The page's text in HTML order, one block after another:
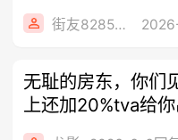
街友82859421
无耻的房东，你
上还加20%tva给